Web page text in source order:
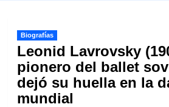
Biografías
Leonid Lavrovsky
pionero del ballet
dejó su huella en la
mundial